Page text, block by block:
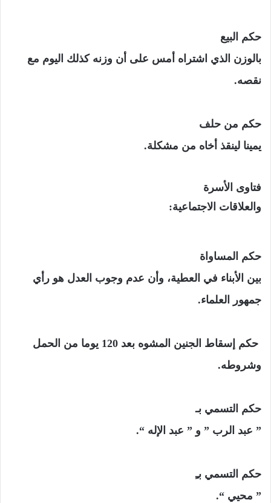
حكم البيع
بالوزن الذي اشتراه أمس على أن وزنه كذلك اليوم مع
نقصه.
حكم من حلف
يمينا لينقذ أخاه من مشكلة.
فتاوى الأسرة
والعلاقات الاجتماعية:
حكم المساواة
بين الأبناء في العطية، وأن عدم وجوب العدل هو رأي
جمهور العلماء.
حكم إسقاط الجنين المشوه بعد 120 يوما من الحمل
وشروطه.
حكم التسمي بـ
” عبد الرب ” و ” عبد الإله “.
حكم التسمي بـِ
” محيي “.